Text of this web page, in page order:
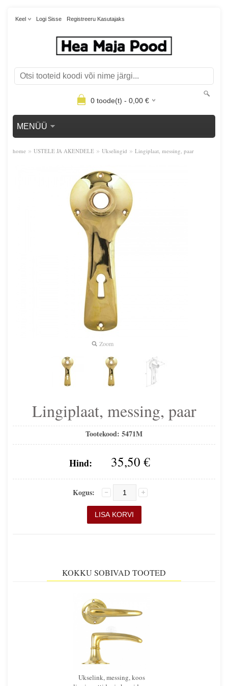
Keel Logi Sisse Registreeru Kasutajaks
0toode(t) - 0,00€
MENÜÜ
home » USTELE JA AKENDELE » Ukselingid » Lingiplaat, messing, paar
Zoom
Lingiplaat, messing, paar
Tootekood: 5471M
Hind: 35,50 €
Kogus:
KOKKU SOBIVAD TOOTED
Ukselink, messing, koos